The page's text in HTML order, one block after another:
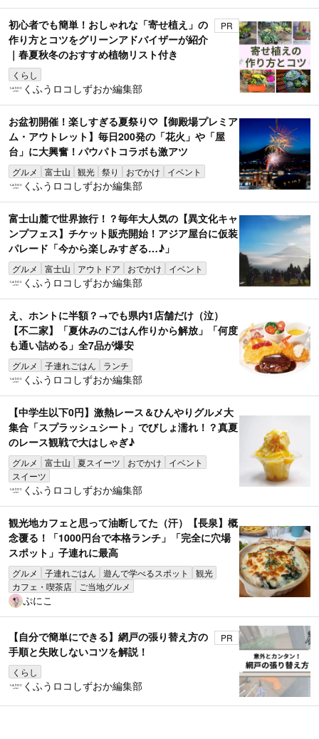
初心者でも簡単！おしゃれな「寄せ植え」の
作り方とコツをグリーンアドバイザーが紹介
｜春夏秋冬のおすすめ植物リスト付き
くらし
PR
くふうロコしずおか編集部
お盆初開催！楽しすぎる夏祭り♡【御殿場プレミア
ム・アウトレット】毎日200発の「花火」や「屋
台」に大興奮！パウパトコラボも激アツ
グルメ 富士山 観光 祭り おでかけ イベント
くふうロコしずおか編集部
富士山麓で世界旅行！？毎年大人気の【異文化キャ
ンプフェス】チケット販売開始！アジア屋台に仮装
パレード「今から楽しみすぎる…♪」
グルメ 富士山 アウトドア おでかけ イベント
くふうロコしずおか編集部
え、ホントに半額？→でも県内1店舗だけ（泣）
【不二家】「夏休みのごはん作りから解放」「何度
も通い詰める」全7品が爆安
グルメ 子連れごはん ランチ
くふうロコしずおか編集部
【中学生以下0円】激熱レース＆ひんやりグルメ大
集合「スプラッシュシート」でびしょ濡れ！？真夏
のレース観戦で大はしゃぎ♪
グルメ 富士山 夏スイーツ おでかけ
イベント
スイーツ
くふうロコしずおか編集部
観光地カフェと思って油断してた（汗）【長泉】概
念覆る！「1000円台で本格ランチ」「完全に穴場
スポット」子連れに最高
グルメ 子連れごはん 遊んで学べるスポット
観光
カフェ・喫茶店
ご当地グルメ
ぷにこ
【自分で簡単にできる】網戸の張り替え方の
手順と失敗しないコツを解説！
くらし
PR
くふうロコしずおか編集部